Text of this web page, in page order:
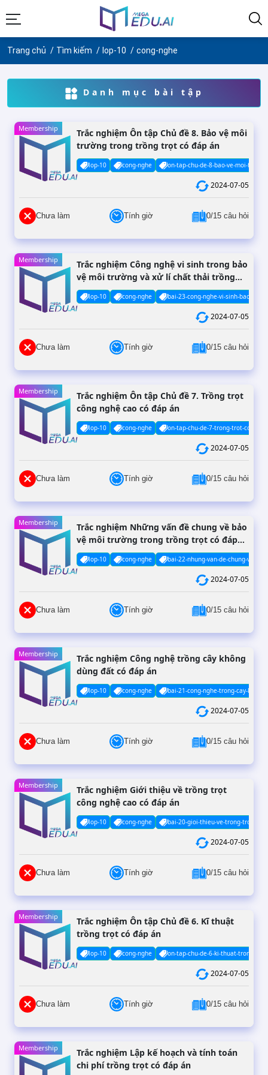
Trang chủ Tìm kiếm lop-10 cong-nghe
Danh mục bài tập
Membership
Trắc nghiệm Ôn tập Chủ đề 8. Bảo vệ môi
trường trong trồng trọt có đáp án
lop-10 cong-nghe on-tap-chu-de-8-bao-ve-moi-
2024-07-05
Chưa làm Tính giờ 0/15 câu hỏi
Membership
Trắc nghiệm Công nghệ vi sinh trong bảo
vệ môi trường và xử lí chất thải trồng
trọt có đáp án
lop-10 cong-nghe bai-23-cong-nghe-vi-sinh-bao-ve-
2024-07-05
Chưa làm Tính giờ 0/15 câu hỏi
Membership
Trắc nghiệm Ôn tập Chủ đề 7. Trồng trọt
công nghệ cao có đáp án
lop-10 cong-nghe on-tap-chu-de-7-trong-trot-cong-
2024-07-05
Chưa làm Tính giờ 0/15 câu hỏi
Membership
Trắc nghiệm Những vấn đề chung về bảo
vệ môi trường trong trồng trọt có đáp
án
lop-10 cong-nghe bai-22-nhung-van-de-chung-ve-
2024-07-05
Chưa làm Tính giờ 0/15 câu hỏi
Membership
Trắc nghiệm Công nghệ trồng cây không
dùng đất có đáp án
lop-10 cong-nghe bai-21-cong-nghe-trong-cay-
2024-07-05
Chưa làm Tính giờ 0/15 câu hỏi
Membership
Trắc nghiệm Giới thiệu về trồng trọt
công nghệ cao có đáp án
lop-10 cong-nghe bai-20-gioi-thieu-ve-trong-trot-
2024-07-05
Chưa làm Tính giờ 0/15 câu hỏi
Membership
Trắc nghiệm Ôn tập Chủ đề 6. Kĩ thuật
trồng trọt có đáp án
lop-10 cong-nghe on-tap-chu-de-6-ki-thuat-trong-trot
2024-07-05
Chưa làm Tính giờ 0/15 câu hỏi
Membership
Trắc nghiệm Lập kế hoạch và tính toán
chi phí trồng trọt có đáp án